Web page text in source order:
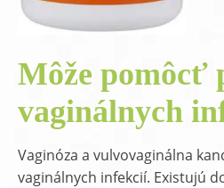
Môže pomôcť
vaginálnych
Vaginóza a vulvovaginálna
vaginálnych infekcií. Existujú